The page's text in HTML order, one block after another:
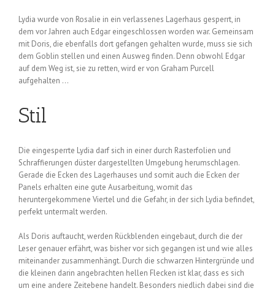
Lydia wurde von Rosalie in ein verlassenes Lagerhaus gesperrt, in
dem vor Jahren auch Edgar eingeschlossen worden war. Gemeinsam
mit Doris, die ebenfalls dort gefangen gehalten wurde, muss sie sich
dem Goblin stellen und einen Ausweg finden. Denn obwohl Edgar
auf dem Weg ist, sie zu retten, wird er von Graham Purcell
aufgehalten …
Stil
Die eingesperrte Lydia darf sich in einer durch Rasterfolien und
Schraffierungen düster dargestellten Umgebung herumschlagen.
Gerade die Ecken des Lagerhauses und somit auch die Ecken der
Panels erhalten eine gute Ausarbeitung, womit das
heruntergekommene Viertel und die Gefahr, in der sich Lydia befindet,
perfekt untermalt werden.
Als Doris auftaucht, werden Rückblenden eingebaut, durch die der
Leser genauer erfährt, was bisher vor sich gegangen ist und wie alles
miteinander zusammenhängt. Durch die schwarzen Hintergründe und
die kleinen darin angebrachten hellen Flecken ist klar, dass es sich
um eine andere Zeitebene handelt. Besonders niedlich dabei sind die